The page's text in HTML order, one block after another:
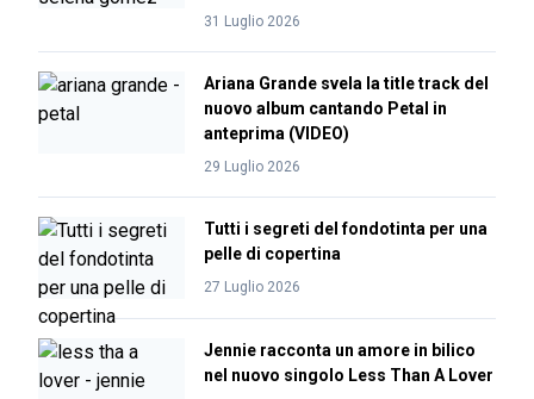
31 Luglio 2026
Ariana Grande svela la title track del
nuovo album cantando Petal in
anteprima (VIDEO)
29 Luglio 2026
Tutti i segreti del fondotinta per una
pelle di copertina
27 Luglio 2026
Jennie racconta un amore in bilico
nel nuovo singolo Less Than A Lover